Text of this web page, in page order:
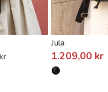
Jula
1.209,00 kr